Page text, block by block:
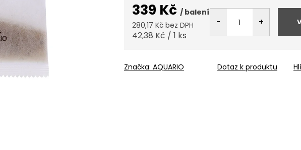
339 Kč / balení
280,17 Kč bez DPH
Měrná
42,38 Kč / 1 ks
Značka: AQUARIO Dotaz k produktu